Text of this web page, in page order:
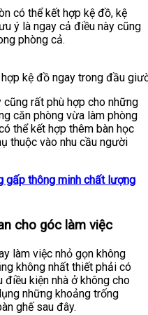
có thể kết hợp kệ đồ, kệ
ý là ngay cả điều này cũng
phòng cả.
kệ đồ ngay trong đầu
rất phù hợp cho những
căn phòng vừa làm phòng
thể kết hợp thêm bàn học
thuộc vào nhu cầu người
gấp thông minh chất lượng
cho góc làm việc
làm việc nhỏ gọn không
không nhất thiết phải có
kiện nhà ở không cho
những khoảng trống
ghế sau đây.